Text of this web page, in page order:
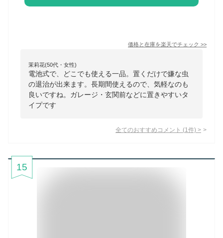
価格と在庫を楽天でチェック >>
茉莉花(50代・女性)
電池式で、どこでも使える一品。置くだけで嫌な虫
の退治が出来ます。長期間使えるので、気軽なのも
良いですね。ガレージ・玄関前などに置きやすいタ
イプです
全てのおすすめコメント (1 件) >
15